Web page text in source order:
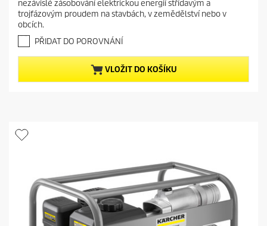
n
t
p
r
o
d
p
r
z
5
h
z
d
i
.
nezávislé zásobování elektrickou energií střídavým a
trojfázovým proudem na stavbách, v zemědělství nebo v
obcích.
PŘIDAT DO POROVNÁNÍ
VLOŽIT DO KOŠÍKU